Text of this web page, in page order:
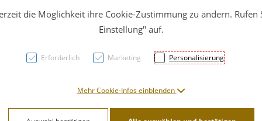
PZN: 4779049
die Möglichkeit ihre Cookie-Zustimmung zu ändern. Rufen
Einstellung" auf.
Erforderlich Marketing Personalisierung
Mehr Cookie-Infos einblenden